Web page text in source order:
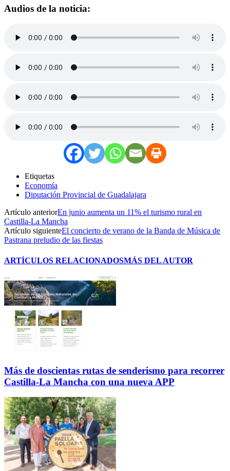
Audios de la noticia:
Etiquetas
Economía
Diputación Provincial de Guadalajara
Artículo anteriorEn junio aumenta un 11% el turismo rural en
Castilla-La Mancha
Artículo siguienteEl concierto de verano de la Banda de Música de
Pastrana preludio de las fiestas
ARTÍCULOS RELACIONADOSMÁS DEL AUTOR
Más de doscientas rutas de senderismo para recorrer
Castilla-La Mancha con una nueva APP